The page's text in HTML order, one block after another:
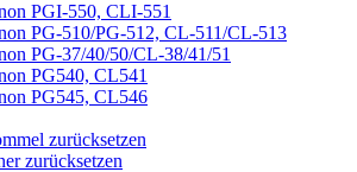
PGI-550, CLI-551
PG-510/PG-512, CL-511/CL-513
PG-37/40/50/CL-38/41/51
PG540, CL541
PG545, CL546
zurücksetzen
zurücksetzen